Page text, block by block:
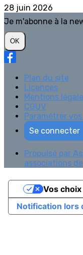
28 juin 2026
Je m'abonne à la
OK
Plan du site
Licences
Mentions
CGUV
Paramétrer
Se connecter
Propulsé par
associations
Notification lors
Vos